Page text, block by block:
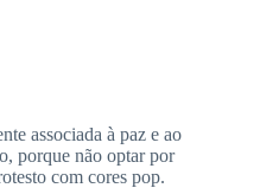
associada à paz e ao
porque não optar por
com cores pop.